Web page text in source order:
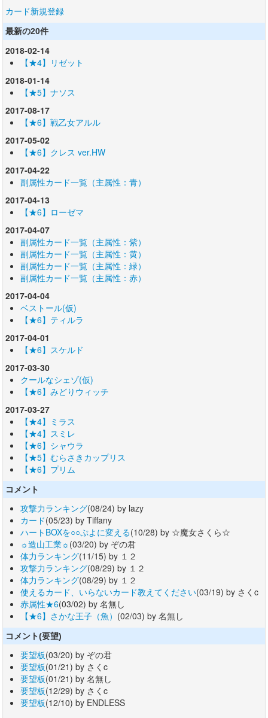
カード新規登録
最新の20件
2018-02-14
【★4】リゼット
2018-01-14
【★5】ナソス
2017-08-17
【★6】戦乙女アルル
2017-05-02
【★6】クレス ver.HW
2017-04-22
副属性カード一覧（主属性：青）
2017-04-13
【★6】ローゼマ
2017-04-07
副属性カード一覧（主属性：紫）
副属性カード一覧（主属性：黄）
副属性カード一覧（主属性：緑）
副属性カード一覧（主属性：赤）
2017-04-04
ベストール(仮)
【★6】ティルラ
2017-04-01
【★6】スケルド
2017-03-30
クールなシェゾ(仮)
【★6】みどりウィッチ
2017-03-27
【★4】ミラス
【★4】スミレ
【★6】シャウラ
【★5】むらさきカップリス
【★6】プリム
コメント
攻撃力ランキング(08/24) by lazy
カード(05/23) by Tiffany
ハートBOXを○○ぷよに変える(10/28) by ☆魔女さくら☆
☼造山工業☼(03/20) by ぞの君
体力ランキング(11/15) by １２
攻撃力ランキング(08/29) by １２
体力ランキング(08/29) by １２
使えるカード、いらないカード教えてください(03/19) by さくc
赤属性★6(03/02) by 名無し
【★6】さかな王子（魚） (02/03) by 名無し
コメント(要望)
要望板(03/20) by ぞの君
要望板(01/21) by さくc
要望板(01/21) by 名無し
要望板(12/29) by さくc
要望板(12/10) by ENDLESS